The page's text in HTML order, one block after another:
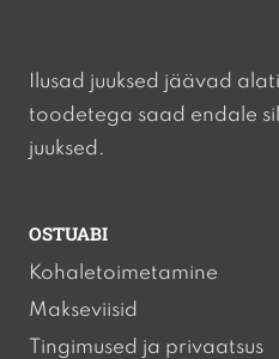
Ilusad juuksed jäävad
toodetega saad endale
juuksed.
OSTUABI
Kohaletoimetamine
Makseviisid
Tingimused ja privaatsus